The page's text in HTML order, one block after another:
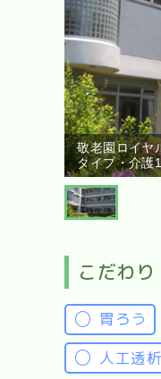
敬老園ロイヤ
タイプ・介護
こだわ
胃ろう
人工透析